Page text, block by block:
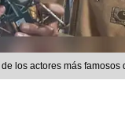
los actores más famosos